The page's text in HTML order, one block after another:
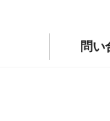
問い